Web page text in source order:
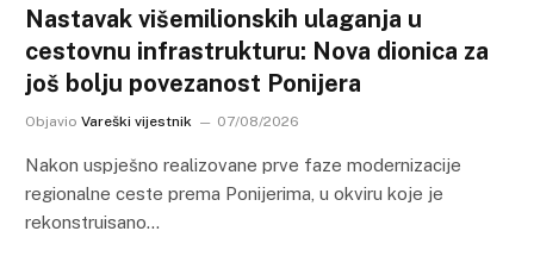
Nastavak višemilionskih ulaganja u
cestovnu infrastrukturu: Nova dionica za
još bolju povezanost Ponijera
Objavio Vareški vijestnik 07/08/2026
Nakon uspješno realizovane prve faze modernizacije
regionalne ceste prema Ponijerima, u okviru koje je
rekonstruisano…